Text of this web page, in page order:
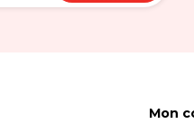
Mon